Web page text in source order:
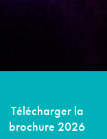
Télécharger la
brochure 2026